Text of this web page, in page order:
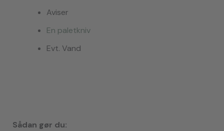
Aviser
En paletkniv
Evt. Vand
Sådan gør du: